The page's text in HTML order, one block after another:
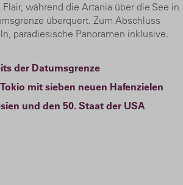
während die Artania über die See in
überquert. Zum Abschluss
paradiesische Panoramen inklusive.
der Datumsgrenze
mit sieben neuen Hafenzielen
und den 50. Staat der USA